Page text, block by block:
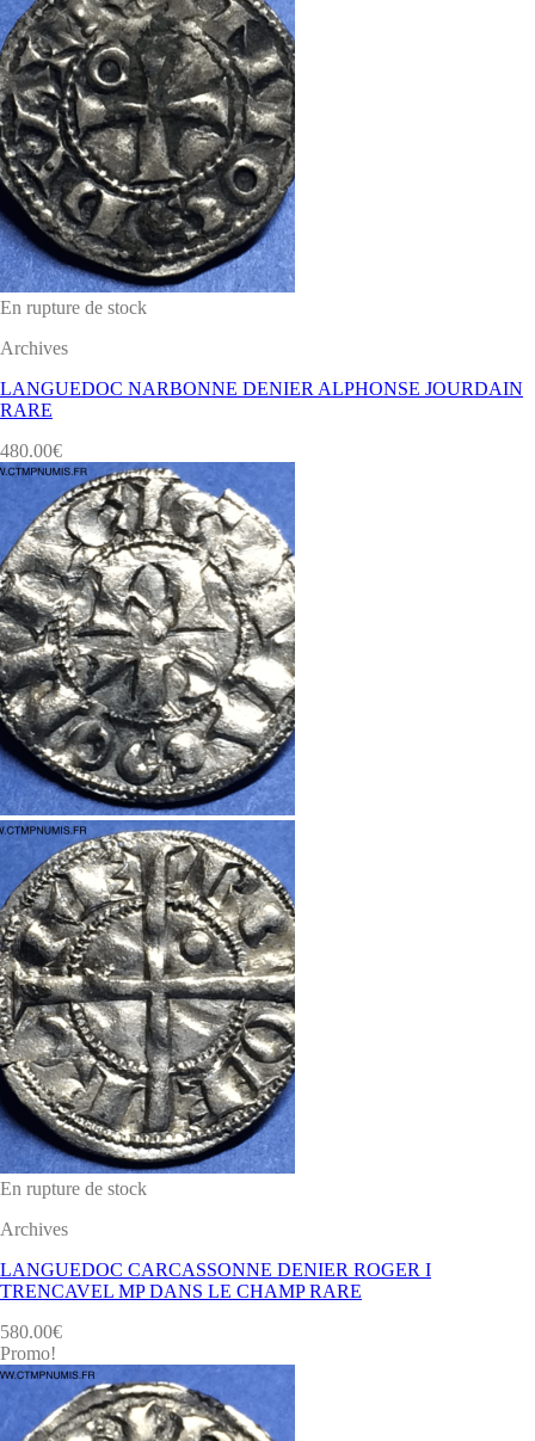
En rupture de stock
Archives
LANGUEDOC NARBONNE DENIER ALPHONSE JOURDAIN
RARE
480.00€
En rupture de stock
Archives
LANGUEDOC CARCASSONNE DENIER ROGER I
TRENCAVEL MP DANS LE CHAMP RARE
580.00€
Promo!